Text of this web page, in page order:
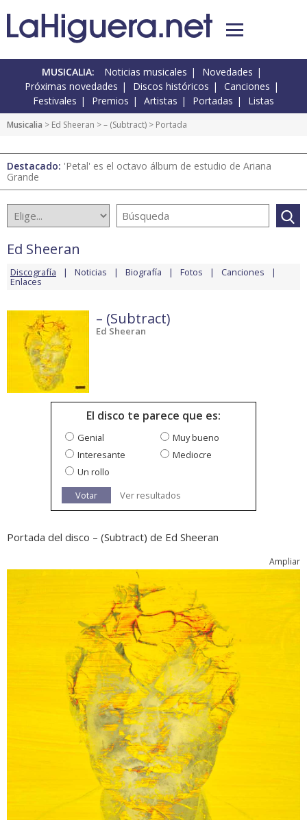
MUSICALIA: Noticias musicales
Novedades
Próximas novedades
Discos históricos
Canciones
Festivales
Premios Artistas Portadas Listas
Musicalia > Ed Sheeran >– (Subtract) > Portada
Destacado: 'Petal' es el octavo álbum de estudio de Ariana
Grande
Ed Sheeran
Discografía Noticias Biografía Fotos Canciones
Enlaces
– (Subtract)
Ed Sheeran
El disco te parece que es:
Genial
Muy bueno
Interesante
Mediocre
Un rollo
Votar
Ver resultados
Portada del disco – (Subtract) de Ed Sheeran
Ampliar